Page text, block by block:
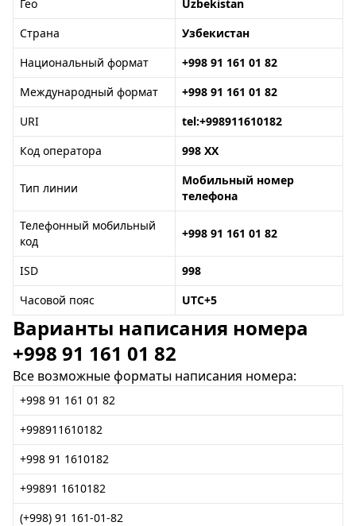
Гео
Uzbekistan
Страна
Узбекистан
Национальный формат
+998 91 161 01 82
Международный формат
+998 91 161 01 82
URI
tel:+998911610182
Код оператора
998 XX
Тип линии
Мобильный номер
телефона
Телефонный мобильный
код
+998 91 161 01 82
ISD
998
Часовой пояс
UTC+5
Варианты написания номера
+998 91 161 01 82
Все возможные форматы написания номера:
+998 91 161 01 82
+998911610182
+998 91 1610182
+99891 1610182
(+998) 91 161-01-82